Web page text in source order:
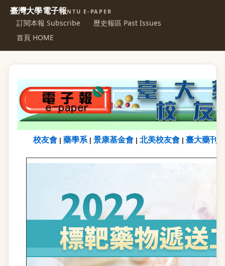
臺灣大學電子報NTU E-PAPER
訂閱本報 Subscribe
歷史報區 Past Issues
首頁 HOME
校友會 藥學系| 景康基金會 北美校友會 臺大藥刊